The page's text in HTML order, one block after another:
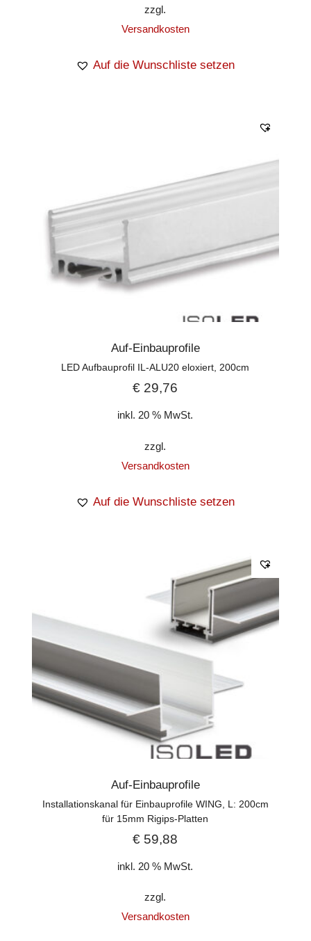
zzgl.
Versandkosten
Auf die Wunschliste setzen
Auf-Einbauprofile
LED Aufbauprofil IL-ALU20 eloxiert, 200cm
€ 29,76
inkl. 20 % MwSt.
zzgl.
Versandkosten
Auf die Wunschliste setzen
Auf-Einbauprofile
Installationskanal für Einbauprofile WING, L: 200cm
für 15mm Rigips-Platten
€ 59,88
inkl. 20 % MwSt.
zzgl.
Versandkosten